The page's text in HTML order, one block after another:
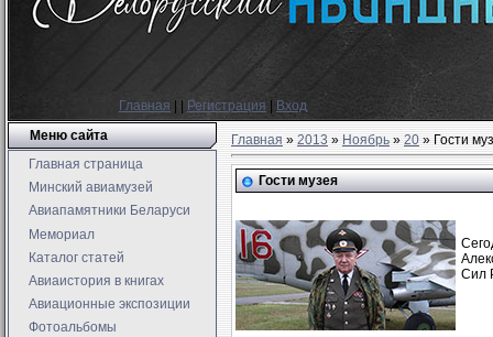
Главная Регистрация
Вход
Меню сайта
Главная страница
Минский авиамузей
Авиапамятники Беларуси
Мемориал
Каталог статей
Авиаистория в книгах
Авиационные экспозиции
Фотоальбомы
Главная»2013 » Ноябрь » 20» Гости
Гости музея
Сил